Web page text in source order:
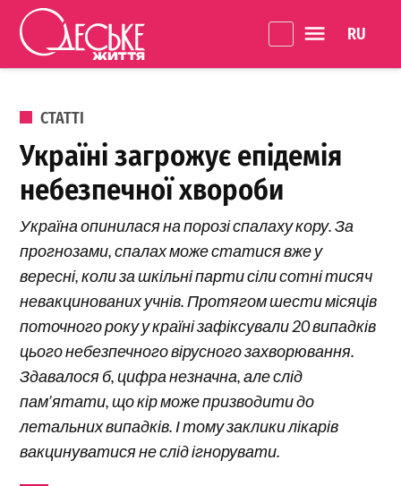
Перейти до вмісту
Життя
ОПУБЛІКОВАНО В
СТАТТІ
Україні загрожує епідемія
небезпечної хвороби
Україна опинилася на порозі спалаху кору. За
прогнозами, спалах може статися вже у
вересні, коли за шкільні парти сіли сотні тисяч
невакцинованих учнів. Протягом шести місяців
поточного року у країні зафіксували 20 випадків
цього небезпечного вірусного захворювання.
Здавалося б, цифра незначна, але слід
пам’ятати, що кір може призводити до
летальних випадків. І тому заклики лікарів
вакцинуватися не слід ігнорувати.